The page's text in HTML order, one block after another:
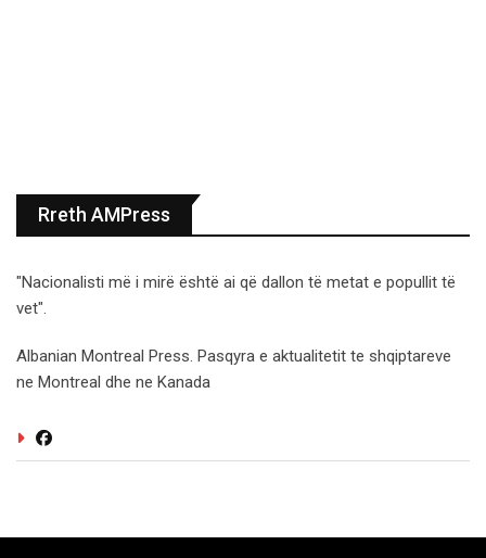
Rreth AMPress
"Nacionalisti më i mirë është ai që dallon të metat e popullit të
vet".
Albanian Montreal Press. Pasqyra e aktualitetit te shqiptareve
ne Montreal dhe ne Kanada